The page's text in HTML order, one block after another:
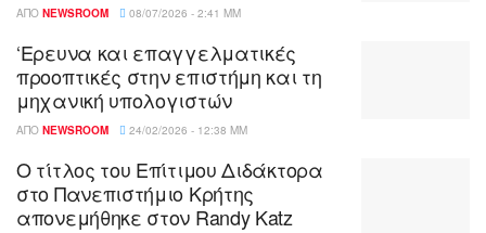
ΑΠΌ NEWSROOM 08/07/2026 - 2:41 ΜΜ
‘Ερευνα και επαγγελματικές
προοπτικές στην επιστήμη και τη
μηχανική υπολογιστών
ΑΠΌ NEWSROOM 24/02/2026 - 12:38 ΜΜ
Ο τίτλος του Επίτιμου Διδάκτορα
στο Πανεπιστήμιο Κρήτης
απονεμήθηκε στον Randy Katz